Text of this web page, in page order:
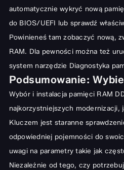
automatycznie wykryć nową
do BIOS/UEFI lub sprawdź
Powinieneś tam zobaczyć nową,
RAM. Dla pewności można też
system narzędzie Diagnostyka
Podsumowanie:
Wybór i instalacja pamięci RAM
najkorzystniejszych modernizacji,
Kluczem jest staranne
odpowiedniej pojemności do
uwagi na parametry takie jak
Niezależnie od tego, czy